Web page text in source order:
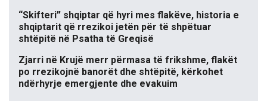
“Skifteri” shqiptar që hyri mes flakëve, historia e
shqiptarit që rrezikoi jetën për të shpëtuar
shtëpitë në Psatha të Greqisë
Zjarri në Krujë merr përmasa të frikshme, flakët
po rrezikojnë banorët dhe shtëpitë, kërkohet
ndërhyrje emergjente dhe evakuim